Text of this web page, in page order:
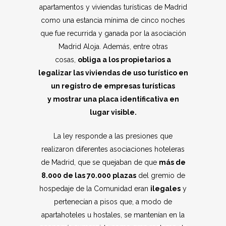
apartamentos y viviendas turísticas de Madrid
como una estancia mínima de cinco noches
que fue recurrida y ganada por la asociación
Madrid Aloja. Además, entre otras
cosas, obliga a los propietarios a
legalizar las viviendas de uso turístico en
un registro de empresas turísticas
y mostrar una placa identificativa en
lugar visible.
La ley responde a las presiones que
realizaron diferentes asociaciones hoteleras
de Madrid, que se quejaban de que más de
8.000 de las 70.000 plazasdel gremio de
hospedaje de la Comunidad eran ilegales y
pertenecían a pisos que, a modo de
apartahoteles u hostales, se mantenían en la